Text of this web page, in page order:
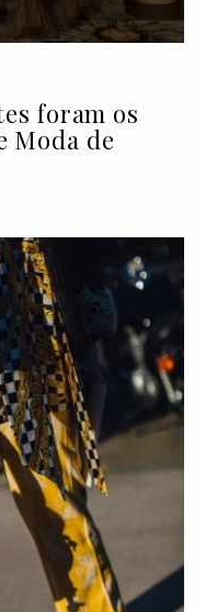
foram os
Moda de